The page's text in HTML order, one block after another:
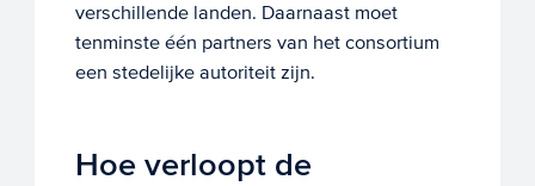
verschillende landen. Daarnaast moet
tenminste één partners van het consortium
een stedelijke autoriteit zijn.
Hoe verloopt de